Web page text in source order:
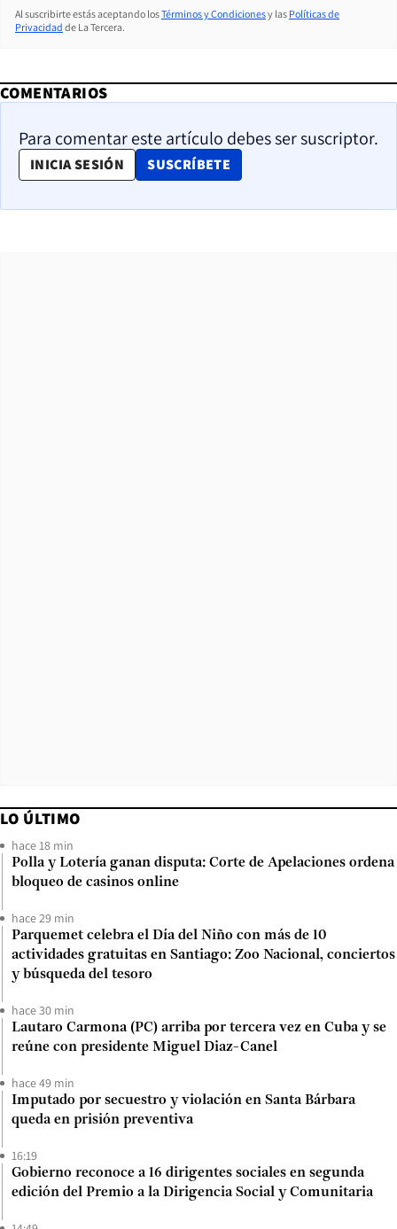
Al suscribirte estás aceptando losTérminos y Condicionesy las Políticas de
Privacidad de La Tercera.
COMENTARIOS
Para comentar este artículo debes ser suscriptor.
INICIA SESIÓN SUSCRÍBETE
OPENS IN NEW WINDOW
LO ÚLTIMO
hace 18 min
Polla y Lotería ganan disputa: Corte de Apelaciones ordena
bloqueo de casinos online
hace 29 min
Parquemet celebra el Día del Niño con más de 10
actividades gratuitas en Santiago: Zoo Nacional, conciertos
y búsqueda del tesoro
hace 30 min
Lautaro Carmona (PC) arriba por tercera vez en Cuba y se
reúne con presidente Miguel Diaz-Canel
hace 49 min
Imputado por secuestro y violación en Santa Bárbara
queda en prisión preventiva
16:19
Gobierno reconoce a 16 dirigentes sociales en segunda
edición del Premio a la Dirigencia Social y Comunitaria